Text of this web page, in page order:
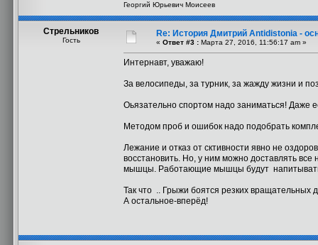
Георгий Юрьевич Моисеев
Стрельников
Гость
Re: История Дмитрий Antidistonia -
« Ответ #3 : Марта 27, 2016, 11:56:17 am »
Интернавт, уважаю!
За велосипеды, за турник, за жажду жизни и
Оьязательно спортом надо заниматься! Даже
Методом проб и ошибок надо подобрать
Лежание и отказ от сктивности явно не
восстановить. Но, у ним можно доставлять
мышцы. Работающие мышцы будут
Так что .. Грыжи боятся резких вращательных
А остальное-вперёд!